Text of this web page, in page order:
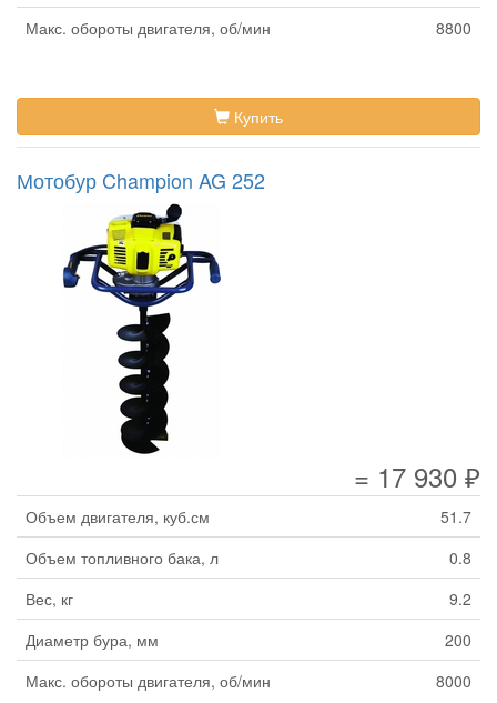
Макс. обороты двигателя, об/мин
8800
Купить
Мотобур Champion AG 252
= 17 930 ₽
Объем двигателя, куб.см
51.7
Объем топливного бака, л
0.8
Вес, кг
9.2
Диаметр бура, мм
200
Макс. обороты двигателя, об/мин
8000